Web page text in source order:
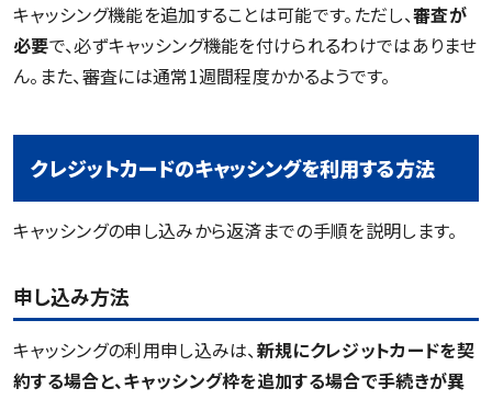
キャッシング機能を追加することは可能です。ただし、審査が
必要で、必ずキャッシング機能を付けられるわけではありませ
ん。また、審査には通常1週間程度かかるようです。
クレジットカードのキャッシングを利用する方法
キャッシングの申し込みから返済までの手順を説明します。
申し込み方法
キャッシングの利用申し込みは、新規にクレジットカードを契
約する場合と、キャッシング枠を追加する場合で手続きが異